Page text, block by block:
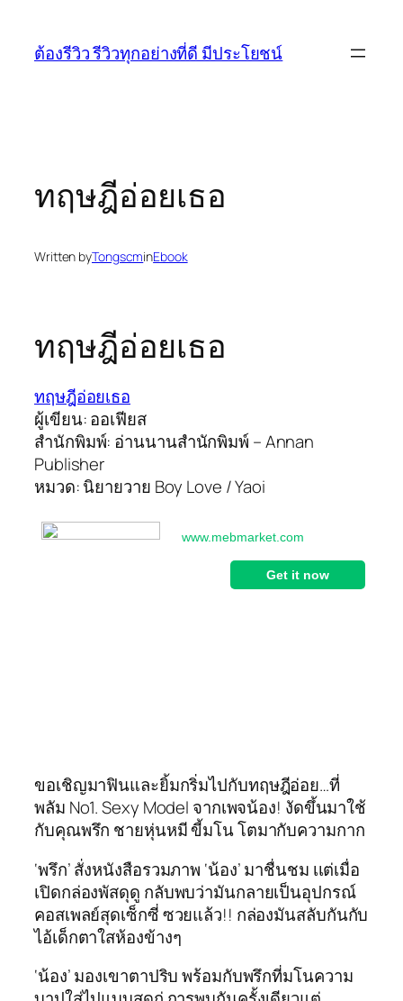
content
ต้องรีวิว รีวิวทุกอย่างที่ดี มีประโยชน์
ทฤษฎีอ่อยเธอ
Written byTongscminEbook
ทฤษฎีอ่อยเธอ
ทฤษฎีอ่อยเธอ
ผู้เขียน: ออเฟียส
สำนักพิมพ์: อ่านนานสำนักพิมพ์ – Annan
Publisher
หมวด: นิยายวาย Boy Love / Yaoi
ขอเชิญมาฟินและยิ้มกริ่มไปกับทฤษฎีอ่อย…ที่
พลัม No1. Sexy Model จากเพจน้อง! งัดขึ้นมาใช้
กับคุณพรึก ชายหุ่นหมี ขี้มโน โตมากับความกาก
‘พรึก’ สั่งหนังสือรวมภาพ ‘น้อง’ มาชื่นชม เเต่เมื่อ
เปิดกล่องพัสดุดู กลับพบว่ามันกลายเป็นอุปกรณ์
คอสเพลย์สุดเซ็กซี่ ซวยแล้ว!! กล่องมันสลับกันกับ
ไอ้เด็กตาใสห้องข้างๆ
‘น้อง’ มองเขาตาปริบ พร้อมกับพรึกที่มโนความ